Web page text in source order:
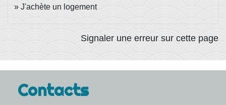
J'achète un logement
Signaler une erreur sur cette page
Contacts